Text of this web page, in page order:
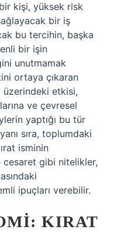
kişi, yüksek risk
bir iş
bu tercihin, başka
bir işin
unutmamak
ortaya çıkaran
üzerindeki etkisi,
ve çevresel
yaptığı bu tür
sıra, toplumdaki
isminin
cesaret gibi nitelikler,
ipuçları verebilir.
KIRAT